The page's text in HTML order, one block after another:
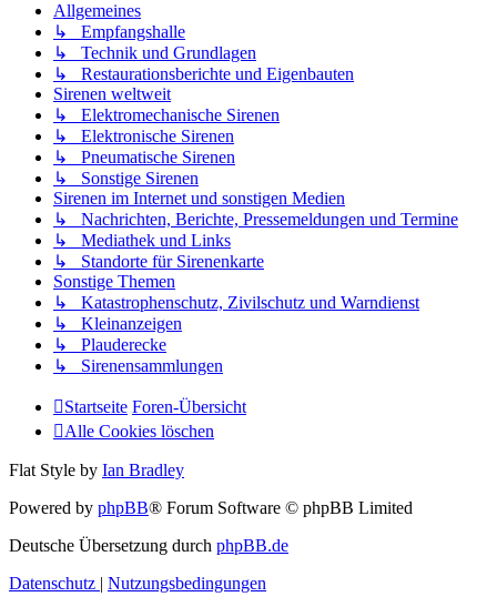
Allgemeines
↳ Empfangshalle
↳ Technik und Grundlagen
↳ Restaurationsberichte und Eigenbauten
Sirenen weltweit
↳ Elektromechanische Sirenen
↳ Elektronische Sirenen
↳ Pneumatische Sirenen
↳ Sonstige Sirenen
Sirenen im Internet und sonstigen Medien
↳ Nachrichten, Berichte, Pressemeldungen und Termine
↳ Mediathek und Links
↳ Standorte für Sirenenkarte
Sonstige Themen
↳ Katastrophenschutz, Zivilschutz und Warndienst
↳ Kleinanzeigen
↳ Plauderecke
↳ Sirenensammlungen
Startseite Foren-Übersicht
Alle Cookies löschen
Flat Style by Ian Bradley
Powered by phpBB® Forum Software © phpBB Limited
Deutsche Übersetzung durch phpBB.de
Datenschutz | Nutzungsbedingungen